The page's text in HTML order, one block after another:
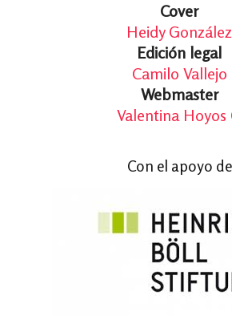
Cover
Heidy González
Edición legal
Camilo Vallejo
Webmaster
Valentina Hoyos
Con el apoyo de